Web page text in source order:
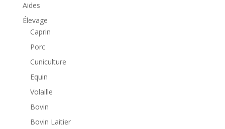
Aides
Élevage
Caprin
Porc
Cuniculture
Equin
Volaille
Bovin
Bovin Laitier